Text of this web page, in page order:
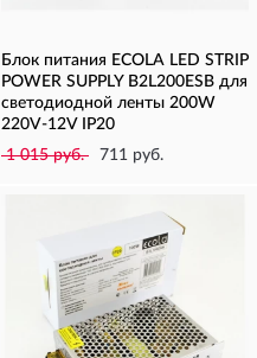
Блок питания ECOLA LED STRIP
POWER SUPPLY B2L200ESB для
светодиодной ленты 200W
220V-12V IP20
1 015 руб.
711 руб.